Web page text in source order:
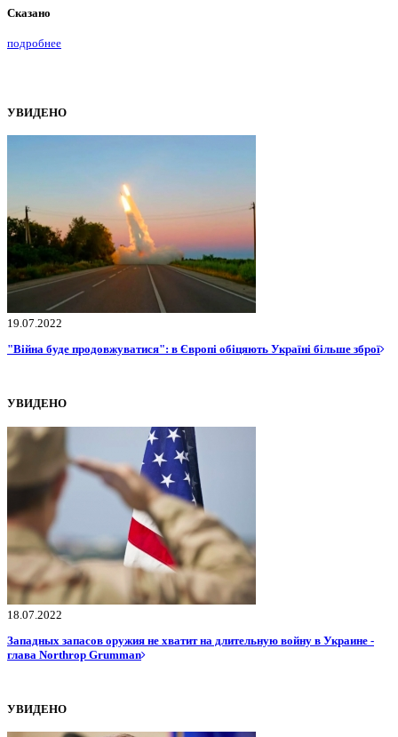
Сказано
подробнее
УВИДЕНО
19.07.2022
"Війна буде продовжуватися": в Європі обіцяють Україні більше зброї
УВИДЕНО
18.07.2022
Западных запасов оружия не хватит на длительную войну в Украине -
глава Northrop Grumman
УВИДЕНО